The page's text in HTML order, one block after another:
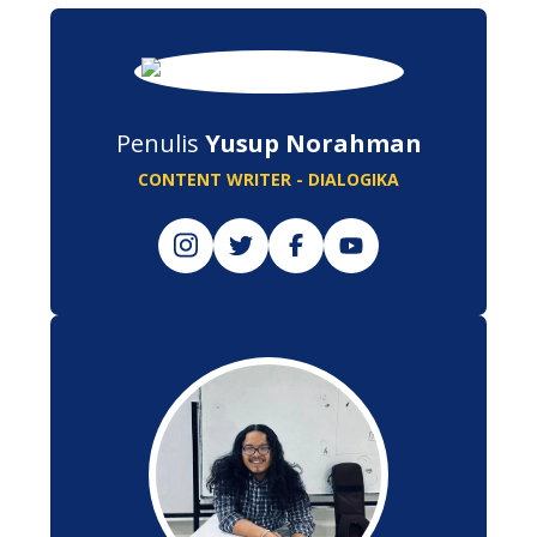
Penulis Yusup Norahman
CONTENT WRITER - DIALOGIKA